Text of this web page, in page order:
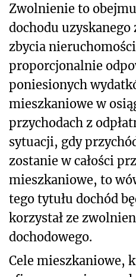
Zwolnienie to
dochodu uzyskanego
zbycia
proporcjonalnie
poniesionych
mieszkaniowe w
przychodach z
sytuacji, gdy
zostanie w całości
mieszkaniowe, to
tego tytułu dochód
korzystał ze
dochodowego.
Cele mieszkaniowe,